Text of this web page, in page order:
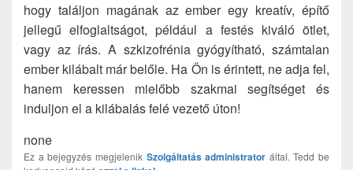
hogy találjon magának az ember egy kreatív, építő
jellegű elfoglaltságot, például a festés kiváló ötlet,
vagy az írás. A szkizofrénia gyógyítható, számtalan
ember kilábalt már belőle. Ha Ön is érintett, ne adja fel,
hanem keressen mielőbb szakmai segítséget és
induljon el a kilábalás felé vezető úton!
none
Ez a bejegyzés megjelenik Szolgáltatás administrator által. Tedd be